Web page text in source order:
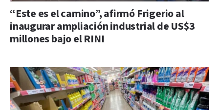
“Este es el camino”, afirmó Frigerio al
inaugurar ampliación industrial de US$3
millones bajo el RINI